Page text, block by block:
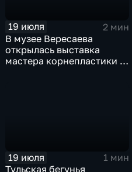
19 июля
2 мин
В музее Вересаева
открылась выставка
мастера корнепластики и
19 июля
1 мин
Тульская бегунья